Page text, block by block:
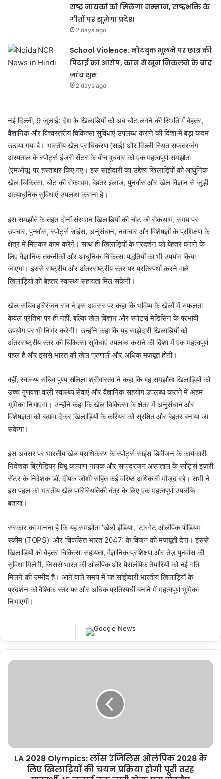
राष्ट्र नायकों को मिलेगा सम्मान, राष्ट्रभक्ति के
गीतों पर झूमेगा प्रदेश
2 days ago
School Violence: नोटबुक भूलने पर छात्र की
पिटाई का आरोप, कान से खून निकलने के बाद
जांच शुरू
2 days ago
नई दिल्ली, 9 जुलाई: देश के खिलाड़ियों को अब चोट लगने की स्थिति में बेहतर,
वैज्ञानिक और विश्वस्तरीय चिकित्सा सुविधाएं उपलब्ध कराने की दिशा में बड़ा कदम
उठाया गया है। भारतीय खेल प्राधिकरण (साई) और दिल्ली स्थित सफदरजंग
अस्पताल के स्पोर्ट्स इंजरी सेंटर के बीच बुधवार को एक महत्वपूर्ण समझौता
(एमओयू) पर हस्ताक्षर किए गए। इस साझेदारी का उद्देश्य खिलाड़ियों को आधुनिक
खेल चिकित्सा, चोट की रोकथाम, बेहतर इलाज, पुनर्वास और खेल विज्ञान से जुड़ी
अत्याधुनिक सुविधाएं उपलब्ध कराना है।
इस समझौते के तहत दोनों संस्थान खिलाड़ियों की चोट की रोकथाम, समय पर
उपचार, पुनर्वास, स्पोर्ट्स साइंस, अनुसंधान, नवाचार और विशेषज्ञों के प्रशिक्षण के
क्षेत्र में मिलकर काम करेंगे। साथ ही खिलाड़ियों के प्रदर्शन को बेहतर बनाने के
लिए वैज्ञानिक तकनीकों और आधुनिक चिकित्सा पद्धतियों का भी उपयोग किया
जाएगा। इससे राष्ट्रीय और अंतरराष्ट्रीय स्तर पर प्रतिस्पर्धा करने वाले
खिलाड़ियों को बेहतर स्वास्थ्य सहायता मिल सकेगी।
खेल सचिव हरिरंजन राव ने इस अवसर पर कहा कि भविष्य के खेलों में सफलता
केवल प्रतिभा पर ही नहीं, बल्कि खेल विज्ञान और स्पोर्ट्स मेडिसिन के प्रभावी
उपयोग पर भी निर्भर करेगी। उन्होंने कहा कि यह साझेदारी खिलाड़ियों को
अंतरराष्ट्रीय स्तर की चिकित्सा सुविधाएं उपलब्ध कराने की दिशा में एक महत्वपूर्ण
पहल है और इससे भारत की खेल प्रणाली और अधिक मजबूत होगी।
वहीं, स्वास्थ्य सचिव पुण्य सलिला श्रीवास्तव ने कहा कि यह समझौता खिलाड़ियों को
उच्च गुणवत्ता वाली स्वास्थ्य सेवाएं और वैज्ञानिक सहयोग उपलब्ध कराने में अहम
भूमिका निभाएगा। उन्होंने कहा कि खेल चिकित्सा के क्षेत्र में अनुसंधान और
विशेषज्ञता को बढ़ावा देकर खिलाड़ियों के करियर को सुरक्षित और बेहतर बनाया जा
सकेगा।
इस अवसर पर भारतीय खेल प्राधिकरण के स्पोर्ट्स साइंस डिवीजन के कार्यकारी
निदेशक ब्रिगेडियर बिभू कल्याण नायक और सफदरजंग अस्पताल के स्पोर्ट्स इंजरी
सेंटर के निदेशक डॉ. दीपक जोशी सहित कई वरिष्ठ अधिकारी मौजूद रहे। सभी ने
इस पहल को भारतीय खेल पारिस्थितिकी तंत्र के लिए एक महत्वपूर्ण उपलब्धि
बताया।
सरकार का मानना है कि यह समझौता ‘खेलो इंडिया’, ‘टारगेट ओलंपिक पोडियम
स्कीम (TOPS)’ और ‘विकसित भारत 2047’ के विजन को मजबूती देगा। इससे
खिलाड़ियों को बेहतर चिकित्सा सहायता, वैज्ञानिक प्रशिक्षण और तेज़ पुनर्वास की
सुविधा मिलेगी, जिससे भारत की ओलंपिक और पैरालंपिक तैयारियों को नई गति
मिलने की उम्मीद है। आने वाले समय में यह साझेदारी भारतीय खिलाड़ियों के
प्रदर्शन को वैश्विक स्तर पर और अधिक प्रतिस्पर्धी बनाने में महत्वपूर्ण भूमिका
निभाएगी।
LA
लिए
खिलाड़ियों
LA 2028 Olympics: लॉस एंजिलिस ओलंपिक 2028 के
लिए खिलाड़ियों की चयन प्रक्रिया होगी पूरी तरह